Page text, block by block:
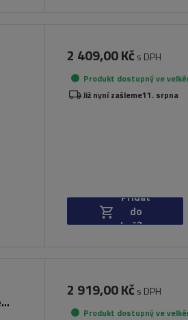
2 409,00 Kč s DPH
Produkt dostupný ve
Již nyní zašleme11. srpna
Přidat
do
košíku
2 919,00 Kč s DPH
Produkt dostupný ve